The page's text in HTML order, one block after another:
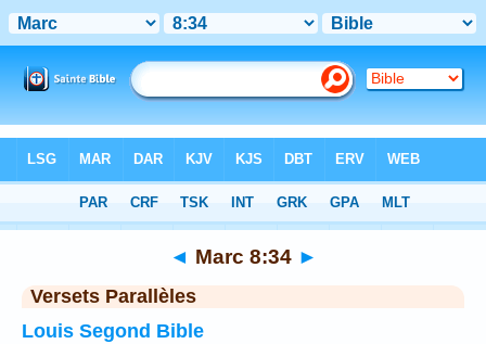
Chapitre 8> Verset 34
◄ Marc 8:34 ►
Versets Parallèles
Louis Segond Bible